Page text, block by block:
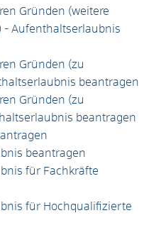
Gründen (weitere
- Aufenthaltserlaubnis
Gründen (zu
beantragen
Gründen (zu
beantragen
beantragen
für Fachkräfte
für Hochqualifizierte